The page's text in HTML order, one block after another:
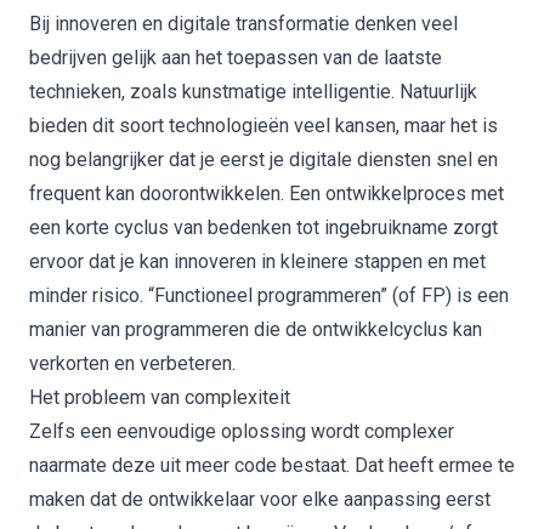
Bij innoveren en digitale transformatie denken veel
bedrijven gelijk aan het toepassen van de laatste
technieken, zoals kunstmatige intelligentie. Natuurlijk
bieden dit soort technologieën veel kansen, maar het is
nog belangrijker dat je eerst je digitale diensten snel en
frequent kan doorontwikkelen. Een ontwikkelproces met
een korte cyclus van bedenken tot ingebruikname zorgt
ervoor dat je kan innoveren in kleinere stappen en met
minder risico. “Functioneel programmeren” (of FP) is een
manier van programmeren die de ontwikkelcyclus kan
verkorten en verbeteren.
Het probleem van complexiteit
Zelfs een eenvoudige oplossing wordt complexer
naarmate deze uit meer code bestaat. Dat heeft ermee te
maken dat de ontwikkelaar voor elke aanpassing eerst